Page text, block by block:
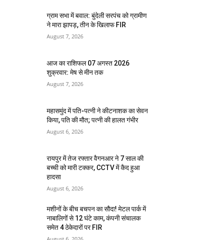
ग्राम सभा में बवाल: बुंदेली सरपंच को ग्रामीण
ने मारा झापड़, तीन के खिलाफ FIR
August 7, 2026
आज का राशिफल 07 अगस्त 2026
शुक्रवार: मेष से मीन तक
August 7, 2026
महासमुंद में पति-पत्नी ने कीटनाशक का सेवन
किया, पति की मौत; पत्नी की हालत गंभीर
August 6, 2026
रायपुर में तेज रफ्तार वैगनआर ने 7 साल की
बच्ची को मारी टक्कर, CCTV में कैद हुआ
हादसा
August 6, 2026
मशीनों के बीच बचपन का सौदा! मेटल पार्क में
नाबालिगों से 12 घंटे काम, कंपनी संचालक
समेत 4 ठेकेदारों पर FIR